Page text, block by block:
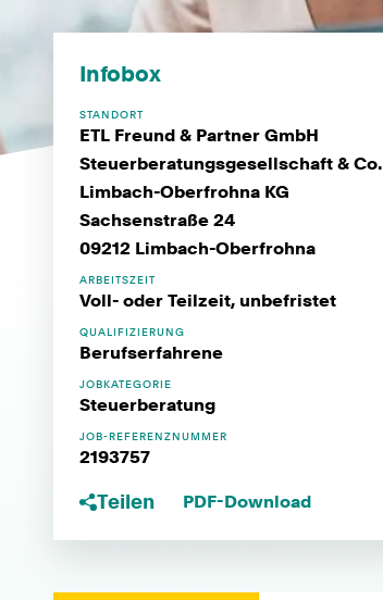
Infobox
STANDORT
ETL Freund & Partner GmbH
Steuerberatungsgesellschaft & Co.
Limbach-Oberfrohna KG
Sachsenstraße 24
09212 Limbach-Oberfrohna
ARBEITSZEIT
Voll- oder Teilzeit, unbefristet
QUALIFIZIERUNG
Berufserfahrene
JOBKATEGORIE
Steuerberatung
JOB-REFERENZNUMMER
2193757
Teilen PDF-Download